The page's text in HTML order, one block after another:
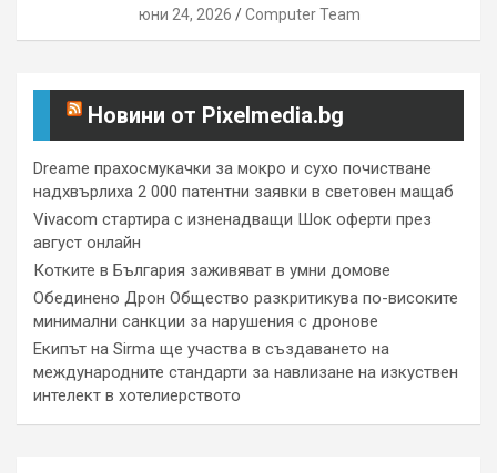
юни 24, 2026 Computer Team
Новини от Pixelmedia.bg
Dreame прахосмукачки за мокро и сухо почистване
надхвърлиха 2 000 патентни заявки в световен мащаб
Vivacom стартира с изненадващи Шок оферти през
август онлайн
Котките в България заживяват в умни домове
Обединено Дрон Общество разкритикува по-високите
минимални санкции за нарушения с дронове
Екипът на Sirma ще участва в създаването на
международните стандарти за навлизане на изкуствен
интелект в хотелиерството